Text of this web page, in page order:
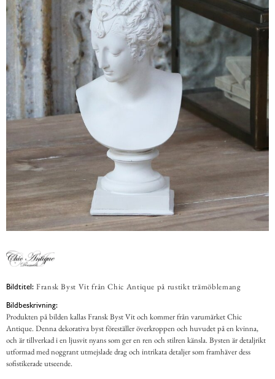
Bildtitel: Fransk Byst Vit från Chic Antique på rustikt trämöblemang
Bildbeskrivning:
Produkten på bilden kallas Fransk Byst Vit och kommer från varumärket Chic
Antique. Denna dekorativa byst föreställer överkroppen och huvudet på en kvinna,
och är tillverkad i en ljusvit nyans som ger en ren och stilren känsla. Bysten är detaljrikt
utformad med noggrant utmejslade drag och intrikata detaljer som framhäver dess
sofistikerade utseende.